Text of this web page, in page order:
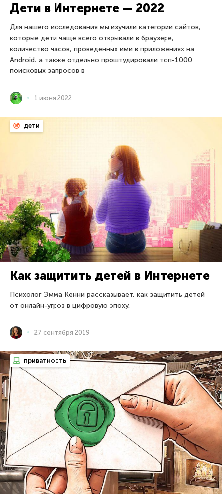
Дети в Интернете — 2022
Для нашего исследования мы изучили категории сайтов,
которые дети чаще всего открывали в браузере,
количество часов, проведенных ими в приложениях на
Android, а также отдельно проштудировали топ-1000
поисковых запросов в
1 июня 2022
дети
Как защитить детей в Интернете
Психолог Эмма Кенни рассказывает, как защитить детей
от онлайн-угроз в цифровую эпоху.
27 сентября 2019
приватность